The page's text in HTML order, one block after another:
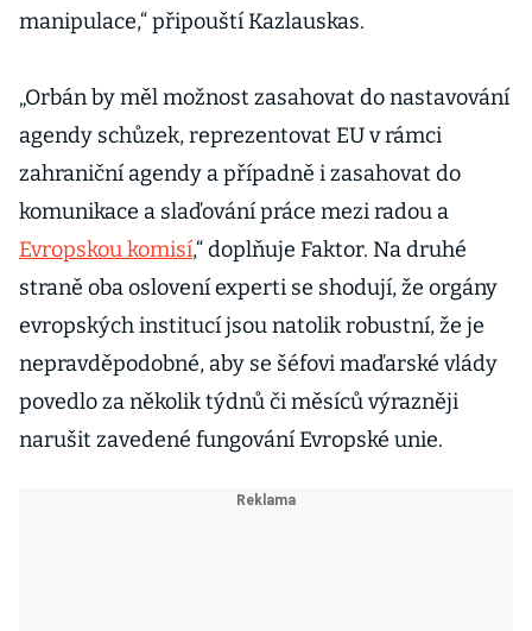
manipulace,“ připouští Kazlauskas.
„Orbán by měl možnost zasahovat do nastavování
agendy schůzek, reprezentovat EU v rámci
zahraniční agendy a případně i zasahovat do
komunikace a slaďování práce mezi radou a
Evropskou komisí,“ doplňuje Faktor. Na druhé
straně oba oslovení experti se shodují, že orgány
evropských institucí jsou natolik robustní, že je
nepravděpodobné, aby se šéfovi maďarské vlády
povedlo za několik týdnů či měsíců výrazněji
narušit zavedené fungování Evropské unie.